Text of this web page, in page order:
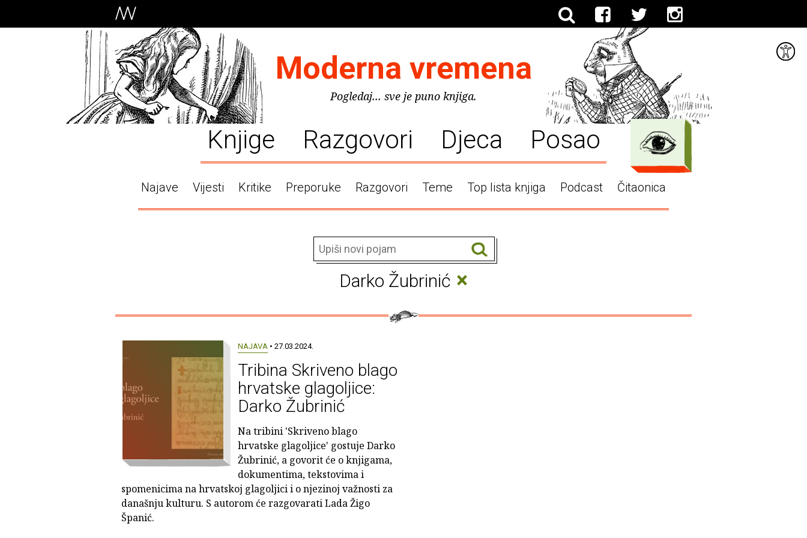
Moderna vremena
Pogledaj... sve je puno knjiga.
Knjige Razgovori Djeca Posao
Najave Vijesti Kritike Preporuke Razgovori Teme Top lista knjiga Podcast Čitaonica
Darko Žubrinić ×
NAJAVA • 27.03.2024.
Tribina Skriveno blago
hrvatske glagoljice:
Darko Žubrinić
Na tribini 'Skriveno blago
hrvatske glagoljice' gostuje Darko
Žubrinić, a govorit će o knjigama,
dokumentima, tekstovima i
spomenicima na hrvatskoj glagoljici i o njezinoj važnosti za
današnju kulturu. S autorom će razgovarati Lada Žigo
Španić.